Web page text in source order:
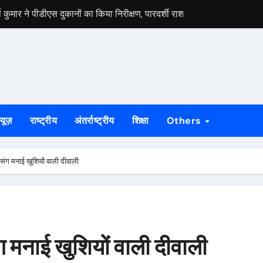
ने पीडीएस दुकानों का किया निरीक्षण, पारदर्शी राशन वितरण के दिए निर्देश
को लेकर भाजपा जमशेदपुर महानगर की तैयारियां हुई तेज, 9 अगस्त को
यूआईएसएल के वरीय महाप्रबंधक से, ज्ञापन सौंपा कंपनी की टीम क्षेत्र का
गागराई ने पंचायत और बूथ संगठन मजबूत करने का किया आह्वान
का मुद्दा, सांसद जोबा माझी ने पूर्ण संचालन की उठाई मांग
राष्ट्रीय अंतर्राष्ट्रीय शिक्षा Others
मनाई खुशियों वाली दीवाली
खुशियों वाली दीवाली